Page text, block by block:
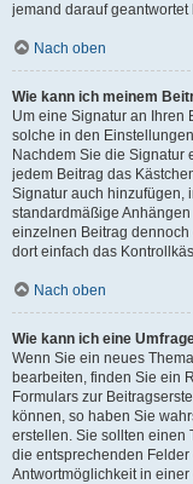
jemand darauf geantwortet
Nach oben
Wie kann ich meinem
Um eine Signatur an Ihren
solche in den
Nachdem Sie die Signatur
jedem Beitrag das
Signatur auch hinzufügen,
standardmäßige
einzelnen Beitrag
dort einfach das
Nach oben
Wie kann ich eine
Wenn Sie ein neues
bearbeiten, finden Sie ein
Formulars zur
können, so haben Sie
erstellen. Sie sollten einen
die entsprechenden
Antwortmöglichkeit in